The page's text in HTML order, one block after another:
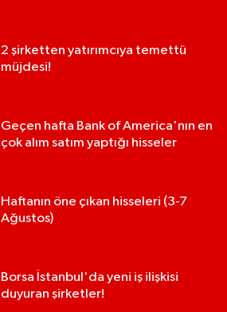
2 şirketten yatırımcıya temettü
müjdesi!
Geçen hafta Bank of America'nın en
çok alım satım yaptığı hisseler
Haftanın öne çıkan hisseleri (3-7
Ağustos)
Borsa İstanbul'da yeni iş ilişkisi
duyuran şirketler!